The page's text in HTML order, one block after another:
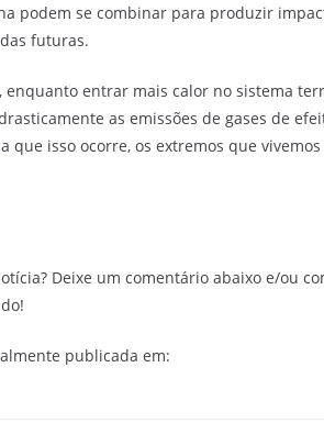
podem se combinar para produzir
futuras.
enquanto entrar mais calor no sistema
as emissões de gases de
que isso ocorre, os extremos que
Deixe um comentário abaixo e/ou
publicada em: